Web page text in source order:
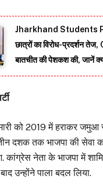
Jharkhand Students
छात्रों का विरोध-प्रदर्शन
बातचीत की पेशकश की, जानें
को 2019 में हराकर जमुआ
दशक तक भाजपा की सेवा
कांग्रेस नेता के भाजपा में
उन्होंने पाला बदल लिया.